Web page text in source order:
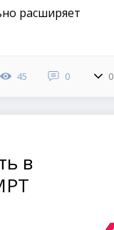
расширяет
45 0 0
в